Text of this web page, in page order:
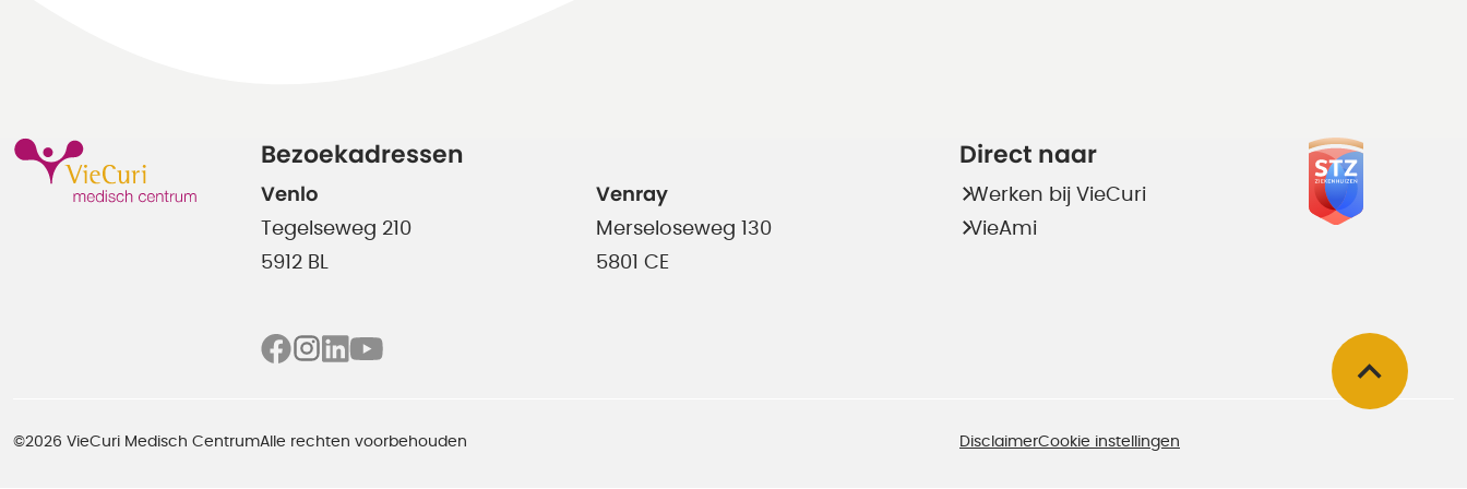
Bezoekadressen
Venlo
Tegelseweg 210
5912 BL
Venray
Merseloseweg 130
5801 CE
Direct naar
Werken bij VieCuri
VieAmi
©2026 VieCuri Medisch CentrumAlle rechten voorbehouden DisclaimerCookie instellingen